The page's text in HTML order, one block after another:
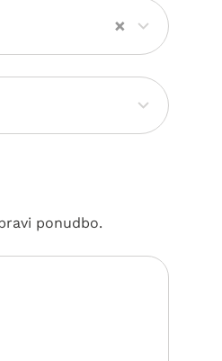
×
ponudbo.